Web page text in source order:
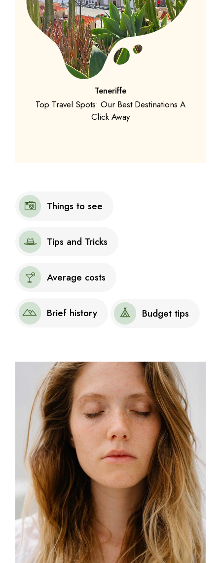
Teneriffe
Top Travel Spots: Our Best Destinations A
Click Away
Things to see
Tips and Tricks
Average costs
Brief history Budget tips